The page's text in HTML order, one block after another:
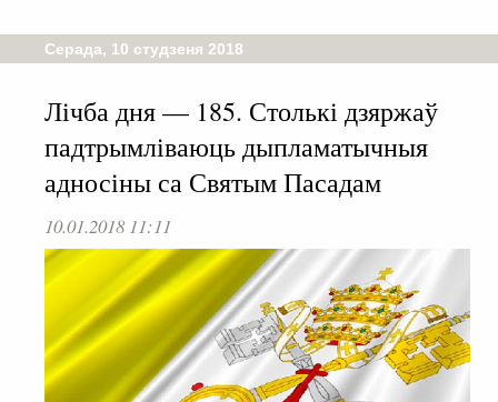
Серада, 10 студзеня 2018
Лічба дня — 185. Столькі дзяржаў
падтрымліваюць дыпламатычныя
адносіны са Святым Пасадам
10.01.2018 11:11